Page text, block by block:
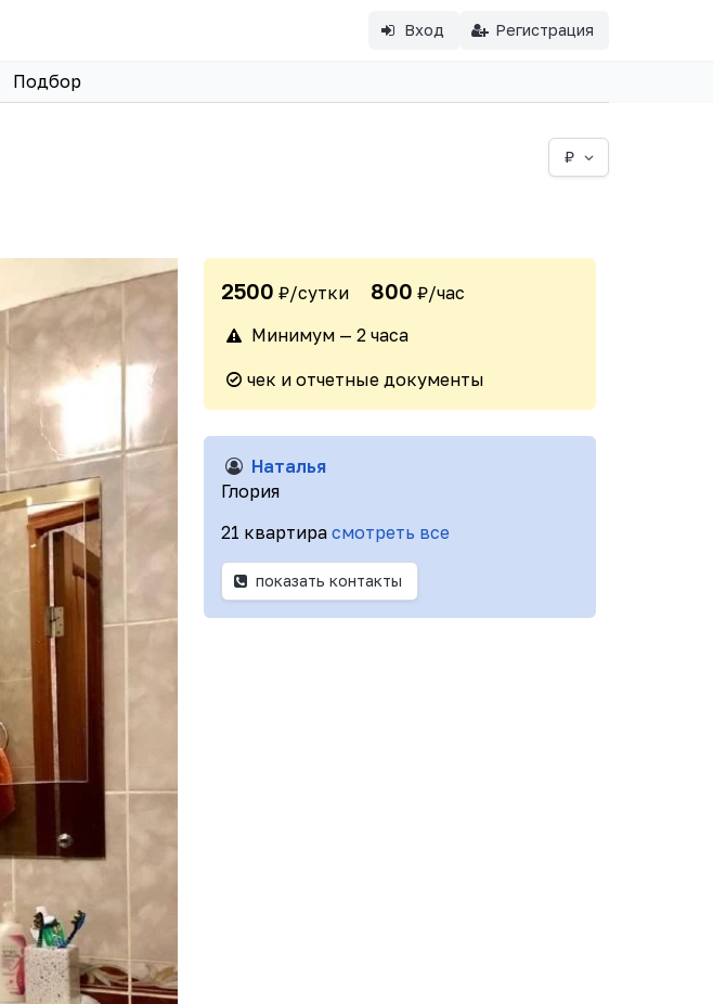
Вход Регистрация
Подбор
₽
2500 ₽/сутки 800 ₽/час
Минимум — 2 часа
чек и отчетные документы
Наталья
Глория
21 квартира смотреть все
показать контакты